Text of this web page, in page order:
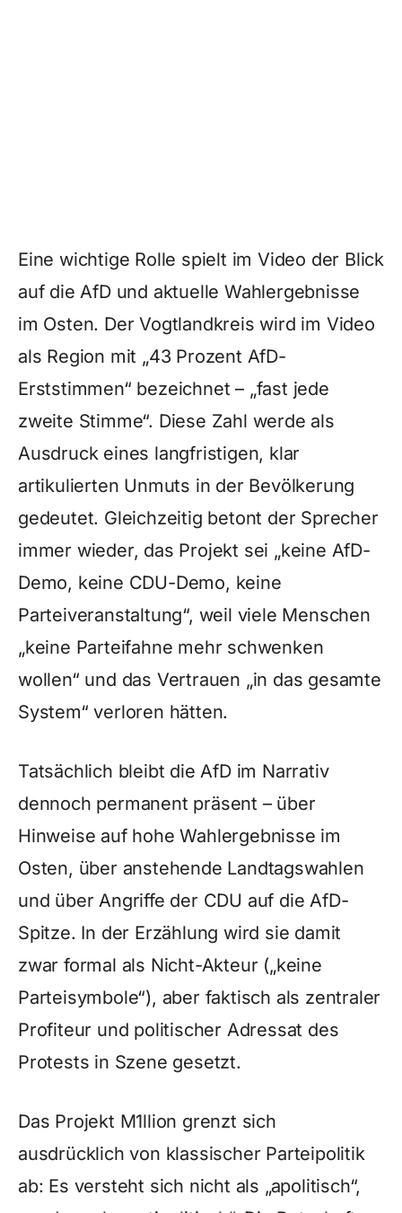
Eine wichtige Rolle spielt im Video der Blick
auf die AfD und aktuelle Wahlergebnisse
im Osten. Der Vogtlandkreis wird im Video
als Region mit „43 Prozent AfD-
Erststimmen“ bezeichnet – „fast jede
zweite Stimme“. Diese Zahl werde als
Ausdruck eines langfristigen, klar
artikulierten Unmuts in der Bevölkerung
gedeutet. Gleichzeitig betont der Sprecher
immer wieder, das Projekt sei „keine AfD-
Demo, keine CDU-Demo, keine
Parteiveranstaltung“, weil viele Menschen
„keine Parteifahne mehr schwenken
wollen“ und das Vertrauen „in das gesamte
System“ verloren hätten.
Tatsächlich bleibt die AfD im Narrativ
dennoch permanent präsent – über
Hinweise auf hohe Wahlergebnisse im
Osten, über anstehende Landtagswahlen
und über Angriffe der CDU auf die AfD-
Spitze. In der Erzählung wird sie damit
zwar formal als Nicht-Akteur („keine
Parteisymbole“), aber faktisch als zentraler
Profiteur und politischer Adressat des
Protests in Szene gesetzt.
Das Projekt M1llion grenzt sich
ausdrücklich von klassischer Parteipolitik
ab: Es versteht sich nicht als „apolitisch“,